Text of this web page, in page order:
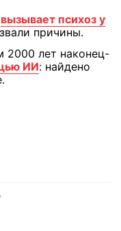
вызывает психоз у
причины.
2000 лет наконец-
ИИ: найдено
X
в Viber
в Whatsapp
в Messenger
в LinkedIn
в Google news
в Viber
в LinkedIn